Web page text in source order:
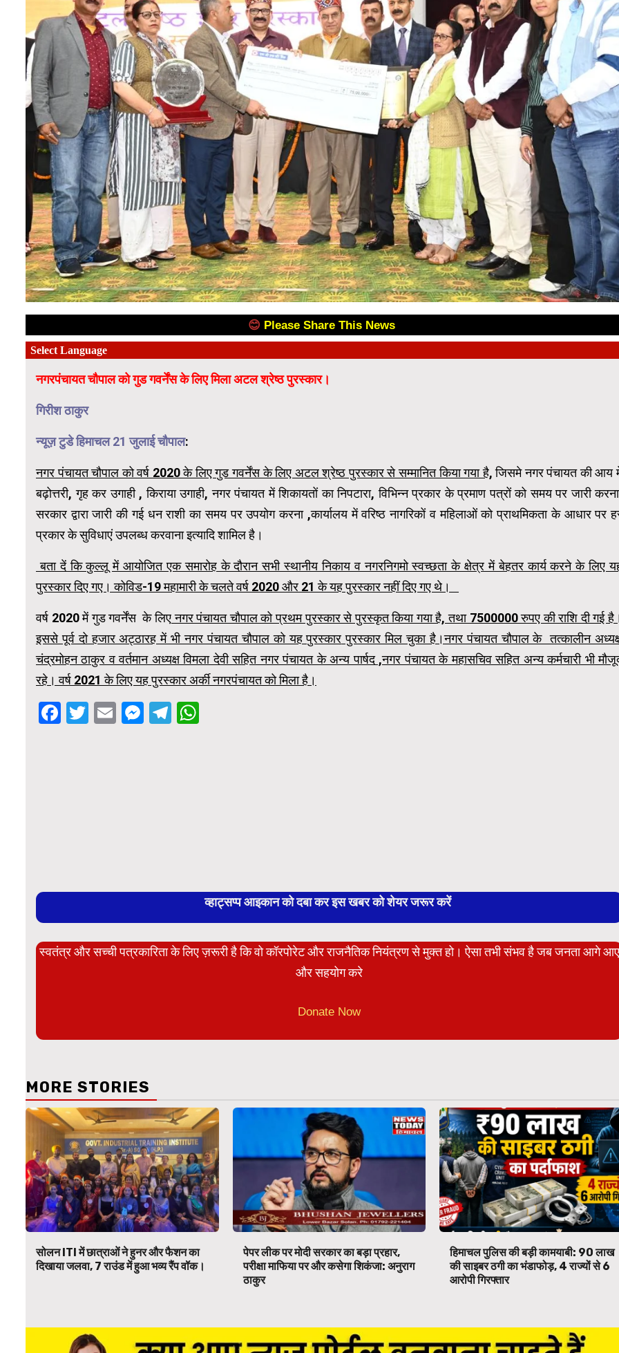
😊 Please Share This News
नगरपंचायत चौपाल को गुड गवर्नेंस के लिए मिला अटल श्रेष्ठ पुरस्कार।
गिरीश ठाकुर
न्यूज़ टुडे हिमाचल 21 जुलाई चौपाल:
नगर पंचायत चौपाल को वर्ष 2020 के लिए गुड गवर्नेंस के लिए अटल श्रेष्ठ पुरस्कार से सम्मानित किया गया है,जिसमे नगर पंचायत की आय
बढ़ोत्तरी, गृह कर उगाही , किराया उगाही, नगर पंचायत में शिकायतों का निपटारा, विभिन्न प्रकार के प्रमाण पत्रों को समय पर जारी
सरकार द्वारा जारी की गई धन राशी का समय पर उपयोग करना ,कार्यालय में वरिष्ठ नागरिकों व महिलाओं को प्राथमिकता के आधार पर
प्रकार के सुविधाएं उपलब्ध करवाना इत्यादि शामिल है।
बता दें कि कुल्लू में आयोजित एक समारोह के दौरान सभी स्थानीय निकाय व नगरनिगमो स्वच्छता के क्षेत्र में बेहतर कार्य करने के लिए
पुरस्कार दिए गए। कोविड-19 महामारी के चलते वर्ष 2020 और 21 के यह पुरस्कार नहीं दिए गए थे।
वर्ष 2020 में गुड गवर्नेंस के लिएनगर पंचायत चौपाल को प्रथम पुरस्कार से पुरस्कृत किया गया है, तथा 7500000 रुपए की राशि दी गई
इससे पूर्व दो हजार अट्ठारह में भी नगर पंचायत चौपाल को यह पुरस्कार पुरस्कार मिल चुका है।नगर पंचायत चौपाल के तत्कालीन
चंद्रमोहन ठाकुर व वर्तमान अध्यक्ष विमला देवी सहित नगर पंचायत के अन्य पार्षद ,नगर पंचायत के महासचिव सहित अन्य कर्मचारी भी
रहे। वर्ष 2021 के लिए यह पुरस्कार अर्की नगरपंचायत को मिला है।
Facebook
Twitter
EmailMessenger
Telegram
व्हाट्सप्प आइकान को दबा कर इस खबर को शेयर जरूर करें
स्वतंत्र और सच्ची पत्रकारिता के लिए ज़रूरी है कि वो कॉरपोरेट और राजनैतिक नियंत्रण से मुक्त हो। ऐसा तभी संभव है जब जनता आगे आए
और सहयोग करे
Donate Now
MORE STORIES
सोलन ITI में छात्राओं ने हुनर और फैशन का
दिखाया जलवा, 7 राउंड में हुआ भव्य रैंप वॉक।
पेपर लीक पर मोदी सरकार का बड़ा प्रहार,
परीक्षा माफिया पर और कसेगा शिकंजा: अनुराग
ठाकुर
हिमाचल पुलिस की बड़ी कामयाबी: ₹90 लाख
की साइबर ठगी का भंडाफोड़, 4 राज्यों से 6
आरोपी गिरफ्तार